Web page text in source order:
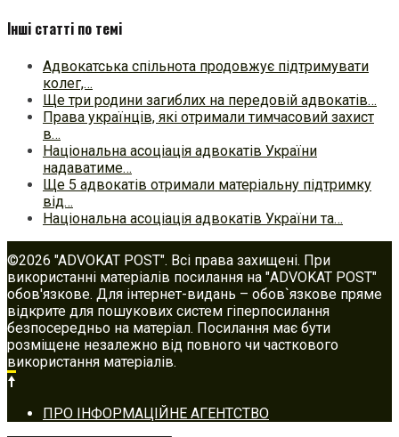
Інші статті по темі
Адвокатська спільнота продовжує підтримувати
колег,…
Ще три родини загиблих на передовій адвокатів…
Права українців, які отримали тимчасовий захист
в…
Національна асоціація адвокатів України
надаватиме…
Ще 5 адвокатів отримали матеріальну підтримку
від…
Національна асоціація адвокатів України та…
©2026 "ADVOKAT POST". Всі права захищені. При
використанні матеріалів посилання на "ADVOKAT POST"
обов'язкове. Для інтернет-видань – обов`язкове пряме
відкрите для пошукових систем гіперпосилання
безпосередньо на матеріал. Посилання має бути
розміщене незалежно від повного чи часткового
використання матеріалів.
Footer
navigation
ПРО ІНФОРМАЦІЙНЕ АГЕНТСТВО